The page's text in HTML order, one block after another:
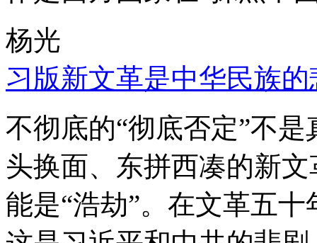
杨光
习版新文革是中华民族的
不彻底的“彻底否定”不
头换面、东拼西凑的新
能是“浩劫”。在文革五